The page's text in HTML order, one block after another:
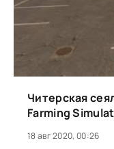
Читерская
Farming
18 авг 2020, 00:26